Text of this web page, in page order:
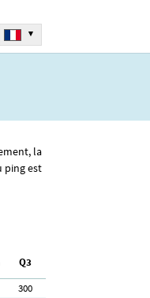
▾
la
ping est
Q3
300